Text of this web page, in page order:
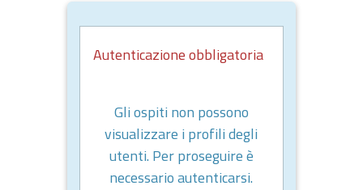
Autenticazione obbligatoria
Gli ospiti non possono
visualizzare i profili degli
utenti. Per proseguire è
necessario autenticarsi.